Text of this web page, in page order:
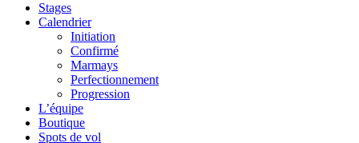
Stages
Calendrier
Initiation
Confirmé
Marmays
Perfectionnement
Progression
L’équipe
Boutique
Spots de vol